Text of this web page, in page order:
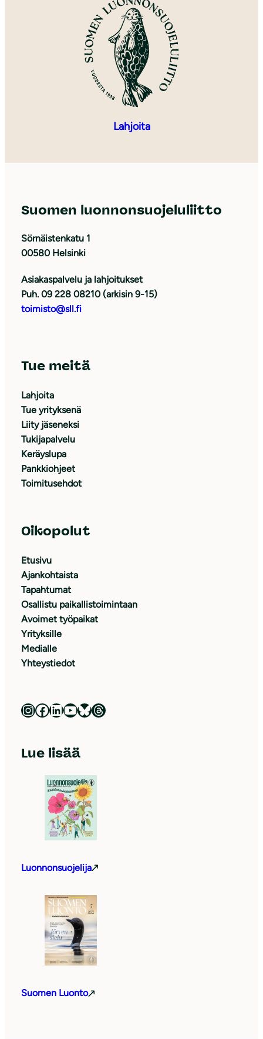
Lahjoita
Suomen luonnonsuojeluliitto
Sörnäistenkatu 1
00580 Helsinki
Asiakaspalvelu ja lahjoitukset
Puh. 09 228 08210 (arkisin 9-15)
toimisto@sll.fi
Tue meitä
Lahjoita
Tue yrityksenä
Liity jäseneksi
Tukijapalvelu
Keräyslupa
Pankkiohjeet
Toimitusehdot
Oikopolut
Etusivu
Ajankohtaista
Tapahtumat
Osallistu paikallistoimintaan
Avoimet työpaikat
Yrityksille
Medialle
Yhteystiedot
Luonnonsuojeluliitto Instagramissa Luonnonsuojeluliitto Facebookissa Luonnonsuojeluliitto LinkedInissä Luonnonsuojeluliiton YouTube-kanava Luonnonsuojeluliitto Blueskyssa Luonnonsuojeluliitto Threadsissa
Lue lisää
Luonnonsuojelija
Suomen Luonto